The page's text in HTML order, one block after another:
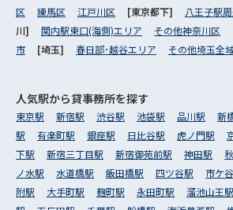
区
練馬区 江戸川区 [東京都下] 八王子駅
川] 関内駅東口(海側)エリア その他神奈川区
市
[埼玉] 春日部･越谷エリア その他埼玉全
人気駅から貸事務所を探す
東京駅 新宿駅 渋谷駅 池袋駅 品川駅 新
駅
有楽町駅 銀座駅 日比谷駅 虎ノ門駅
下駅
新宿三丁目駅 新宿御苑前駅 神田駅
ノ水駅
水道橋駅 飯田橋駅 四ツ谷駅 市ケ
附駅
大手町駅 麹町駅 永田町駅 溜池山王駅